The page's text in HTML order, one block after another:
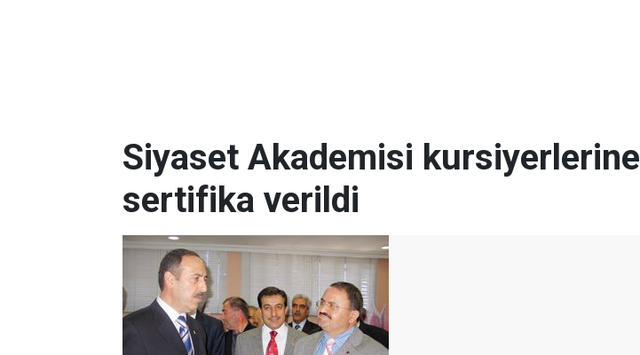
Siyaset Akademisi kursiyerlerine
sertifika verildi